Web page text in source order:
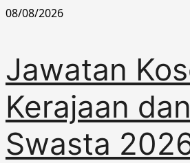
Skip
08/08/2026
Jawatan
Kerajaan dan
Swasta